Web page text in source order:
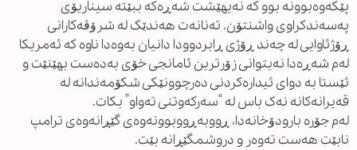
پێکەوەبوونە بوو کە نەیهێشت شەڕەکە ببێتە سیناریۆی
پەسەندکراوی واشنتۆن. تەنانەت هەندێک لە شرۆڤەکارانی
ڕۆژئاوایی لە چەند ڕۆژی ڕابردوودا دانیان بەوەدا ناوە کە ئەمریکا
لەم شەڕەدا نەیتوانی زۆرترین ئامانجی خۆی بەدەست بهێنێت و
ئێستا بە دوای ئیدارەکردنی دەرچوونێکی شکۆمەندانە لە
قەیرانەکانە نەک باس لە “سەرکەوتنی تەواو” بکات.
لەم جۆرە بارودۆخانەدا، ڕووبەڕووبوونەوەی گێڕانەوەی ترامپ
نابێت هەست تەوەر و دروشمگێڕانە بێت.